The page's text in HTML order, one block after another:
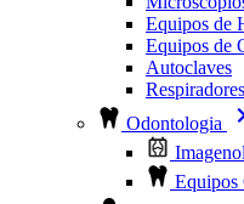
Equipos de
Equipos de
Autoclaves
Odontologia
Equipos